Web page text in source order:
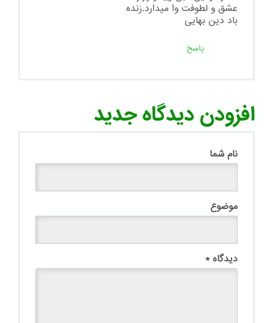
عشق و لطوفت وا میدارد.زنده
باد دین بهایی
پاسخ
افزودن دیدگاه جدید
نام شما
موضوع
دیدگاه *